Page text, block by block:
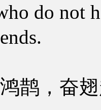
do not
鹊，奋